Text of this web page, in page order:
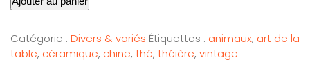
Catégorie : Divers & variés Étiquettes : animaux, art de la
table, céramique, chine, thé, théière, vintage